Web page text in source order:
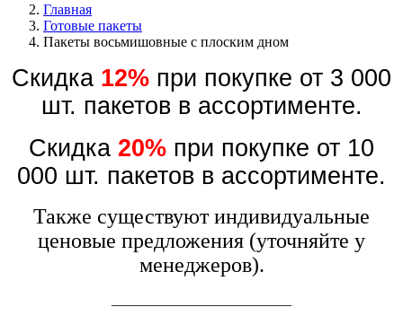
Главная
Готовые пакеты
Пакеты восьмишовные с плоским дном
Скидка 12% при покупке от 3 000
шт. пакетов в ассортименте.
Скидка 20% при покупке от 10
000 шт. пакетов в ассортименте.
Также существуют индивидуальные
ценовые предложения (уточняйте у
менеджеров).